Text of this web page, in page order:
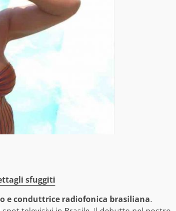
sfuggiti
e conduttrice radiofonica brasiliana.